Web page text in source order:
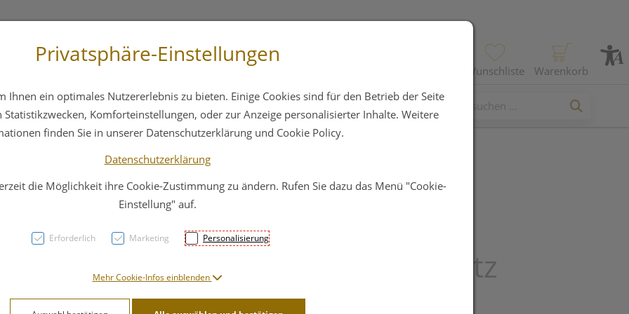
Wunschliste Warenkorb
Hautpflege Familie Nahrungsergänzung
Wundverband
Leukomed/steril
Verklebungsschutz
8x15cm 5st
Privatsphäre-Einstellungen
Ihnen ein optimales Nutzererlebnis zu bieten. Einige Cookies sind für den Betrieb der Seite
Komforteinstellungen, oder zur Anzeige personalisierter Inhalte. Weitere
finden Sie in unserer Datenschutzerklärung und Cookie Policy.
Datenschutzerklärung
die Möglichkeit ihre Cookie-Zustimmung zu ändern. Rufen Sie dazu das Menü "Cookie-
Einstellung" auf.
Erforderlich Marketing Personalisierung
Mehr Cookie-Infos einblenden